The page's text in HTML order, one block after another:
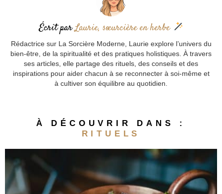
Écrit parLaurie, sœurcière en herbe
Rédactrice sur La Sorcière Moderne, Laurie explore l’univers du
bien-être, de la spiritualité et des pratiques holistiques. À travers
ses articles, elle partage des rituels, des conseils et des
inspirations pour aider chacun à se reconnecter à soi-même et
à cultiver son équilibre au quotidien.
À DÉCOUVRIR DANS :
RITUELS